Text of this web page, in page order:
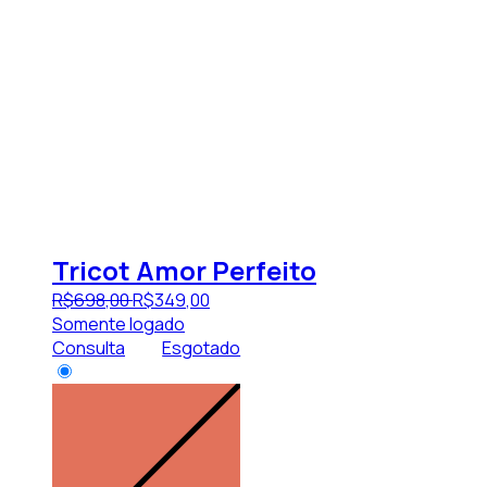
Tricot Amor Perfeito
R$698,00R$349,00
Somente logado
Consulta
Esgotado